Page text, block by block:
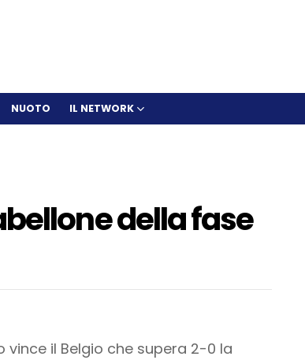
NUOTO IL NETWORK
della fase
il Belgio che supera 2-0 la